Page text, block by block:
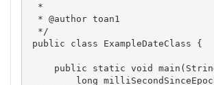
public class ExampleDateClass {